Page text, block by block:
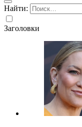
Найти:
Заголовки